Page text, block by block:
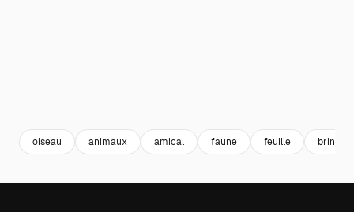
oiseau animaux amical faune feuille